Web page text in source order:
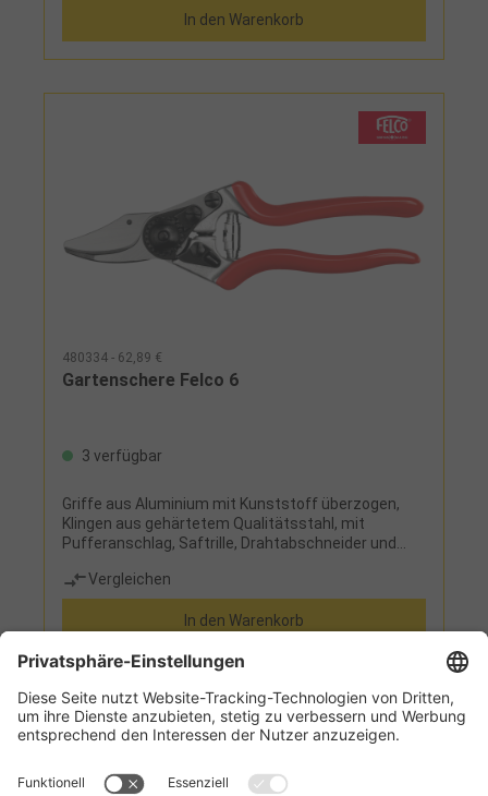
In den Warenkorb
480334 - 62,89 €
Gartenschere Felco 6
3 verfügbar
Griffe aus Aluminium mit Kunststoff überzogen,
Klingen aus gehärtetem Qualitätsstahl, mit
Pufferanschlag, Saftrille, Drahtabschneider und
kurzer Klingenkörper - ideal für kleine Hände,
Bypass-Schneidsystem
Vergleichen
In den Warenkorb
Informationen